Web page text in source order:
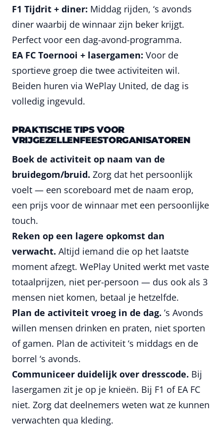
F1 Tijdrit + diner: Middag rijden, ‘s avonds
diner waarbij de winnaar zijn beker krijgt.
Perfect voor een dag-avond-programma.
EA FC Toernooi + lasergamen: Voor de
sportieve groep die twee activiteiten wil.
Beiden huren via WePlay United, de dag is
volledig ingevuld.
PRAKTISCHE TIPS VOOR
VRIJGEZELLENFEESTORGANISATOREN
Boek de activiteit op naam van de
bruidegom/bruid. Zorg dat het persoonlijk
voelt — een scoreboard met de naam erop,
een prijs voor de winnaar met een persoonlijke
touch.
Reken op een lagere opkomst dan
verwacht. Altijd iemand die op het laatste
moment afzegt. WePlay United werkt met vaste
totaalprijzen, niet per-persoon — dus ook als 3
mensen niet komen, betaal je hetzelfde.
Plan de activiteit vroeg in de dag. ’s Avonds
willen mensen drinken en praten, niet sporten
of gamen. Plan de activiteit ‘s middags en de
borrel ‘s avonds.
Communiceer duidelijk over dresscode. Bij
lasergamen zit je op je knieën. Bij F1 of EA FC
niet. Zorg dat deelnemers weten wat ze kunnen
verwachten qua kleding.